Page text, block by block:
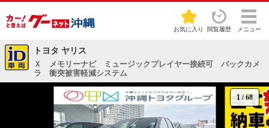
お気に入り 閲覧履歴 メニュー
トヨタ ヤリス
Ｘ メモリーナビ ミュージックプレイヤー接続可 バックカメ
ラ 衝突被害軽減システム
1 /68